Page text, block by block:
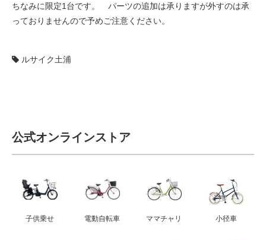
ちなみに限定1台です。 パーツの追加は承りますが外すのは承
っておりませんので予めご注意ください。
ルサイク土浦
公式オンラインストア
子供乗せ 電動自転車 ママチャリ 小径車